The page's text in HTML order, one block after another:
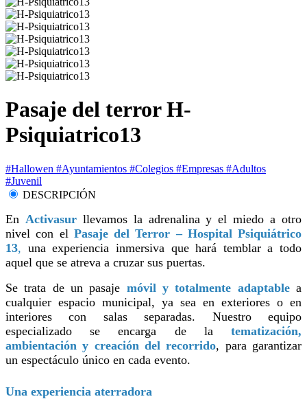
Pasaje del terror H-
Psiquiatrico13
#Hallowen #Ayuntamientos #Colegios #Empresas #Adultos
#Juvenil
DESCRIPCIÓN
En Activasurllevamos la adrenalina y el miedo a otro
nivel con el Pasaje del Terror – Hospital Psiquiátrico
13, una experiencia inmersiva que hará temblar a todo
aquel que se atreva a cruzar sus puertas.
Se trata de un pasaje móvil y totalmente adaptablea
cualquier espacio municipal, ya sea en exteriores o en
interiores con salas separadas. Nuestro equipo
especializado se encarga de la tematización,
ambientación y creación del recorrido, para garantizar
un espectáculo único en cada evento.
Una experiencia aterradora